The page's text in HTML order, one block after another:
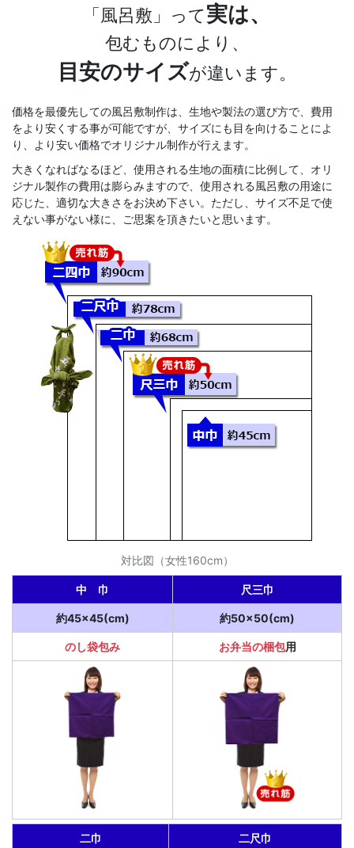
「風呂敷」って実は、
包むものにより、
目安のサイズが違います。
価格を最優先しての風呂敷制作は、生地や製法の選び方で、費用
をより安くする事が可能ですが、サイズにも目を向けることによ
り、より安い価格でオリジナル制作が行えます。
大きくなればなるほど、使用される生地の面積に比例して、オリ
ジナル製作の費用は膨らみますので、使用される風呂敷の用途に
応じた、適切な大きさをお決め下さい。ただし、サイズ不足で使
えない事がない様に、ご思案を頂きたいと思います。
対比図（女性160cm）
中 巾 尺三巾
約45×45(cm) 約50×50(cm)
のし袋包み お弁当の梱包用
二巾 二尺巾